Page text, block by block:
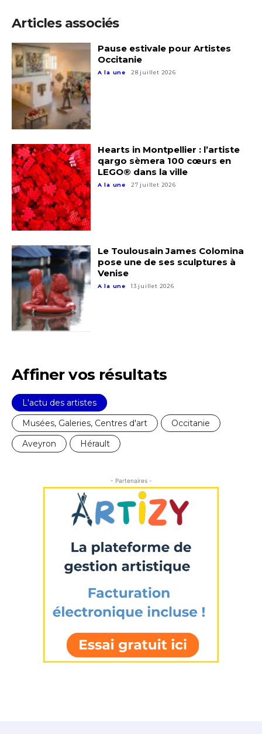
Adresse email*
Nom
Statut / Organisation
J'accepte lestermes et conditions
Adresse email*
Nom
Statut / Organisation
* Champ obligatoire
Articles associés
Pause estivale pour Artistes
Occitanie
A la une 28 juillet 2026
Hearts in Montpellier : l’artiste
qargo sèmera 100 cœurs en
LEGO® dans la ville
A la une 27 juillet 2026
Le Toulousain James Colomina
pose une de ses sculptures à
Venise
A la une 13 juillet 2026
Affiner vos résultats
L'actu des artistes
Musées, Galeries, Centres d'art
Occitanie
Aveyron
Hérault
- Partenaires -